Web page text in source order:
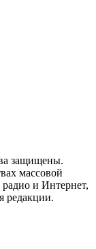
защищены.
массовой
и Интернет,
редакции.